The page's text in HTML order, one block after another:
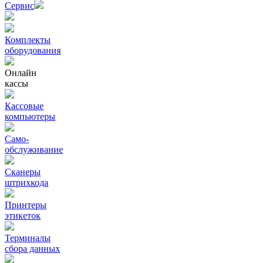
Сервис
Комплекты
оборудования
Онлайн
кассы
Кассовые
компьютеры
Само-
обслуживание
Сканеры
штрихкода
Принтеры
этикеток
Терминалы
сбора данных